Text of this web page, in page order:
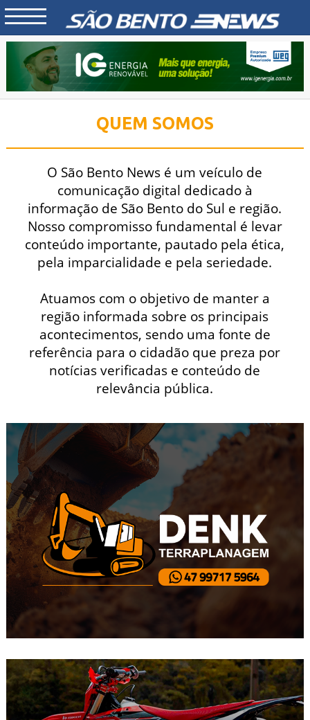
QUEM SOMOS
O São Bento News é um veículo de
comunicação digital dedicado à
informação de São Bento do Sul e região.
Nosso compromisso fundamental é levar
conteúdo importante, pautado pela ética,
pela imparcialidade e pela seriedade.
Atuamos com o objetivo de manter a
região informada sobre os principais
acontecimentos, sendo uma fonte de
referência para o cidadão que preza por
notícias verificadas e conteúdo de
relevância pública.